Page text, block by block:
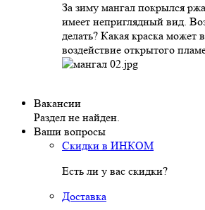
За зиму мангал покрылся
имеет неприглядный вид.
делать? Какая краска может
воздействие открытого
Вакансии
Раздел не найден.
Ваши вопросы
Скидки в ИНКОМ
Есть ли у вас скидки?
Доставка